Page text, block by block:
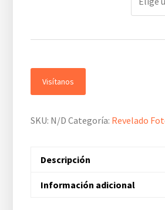
Visítanos
SKU: N/D Categoría: Revelado
Descripción
Información adicional